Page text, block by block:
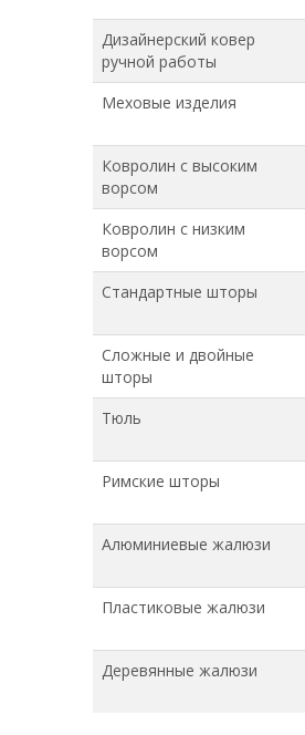
Дизайнерский ковер
ручной работы
Меховые изделия
Ковролин с высоким
ворсом
Ковролин с низким
ворсом
Стандартные шторы
Сложные и двойные
шторы
Тюль
Римские шторы
Алюминиевые жалюзи
Пластиковые жалюзи
Деревянные жалюзи